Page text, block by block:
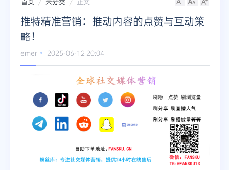
推特精准营销：推动内容的点赞与互动策
略！
emer 2025-06-12 20:04